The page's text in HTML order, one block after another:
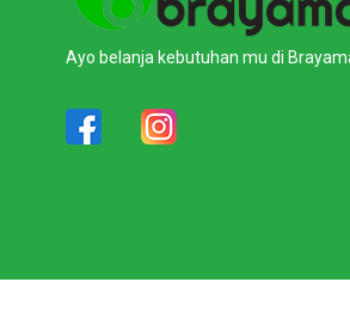
Ayo belanja kebutuhan mu di